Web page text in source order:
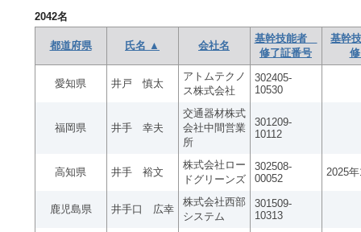
2042名
都道府県 氏名 ▲ 会社名
基幹技能者
修了証番号
基幹
愛知県 井戸 慎太
アトムテクノ
ス株式会社
302405-
10530
福岡県 井手 幸夫
交通器材株式
会社中間営業
所
301209-
10112
高知県 井手 裕文
株式会社ロー
ドグリーンズ
302508-
00052
2025
鹿児島県 井手口 広幸
株式会社西部
システム
301509-
10313